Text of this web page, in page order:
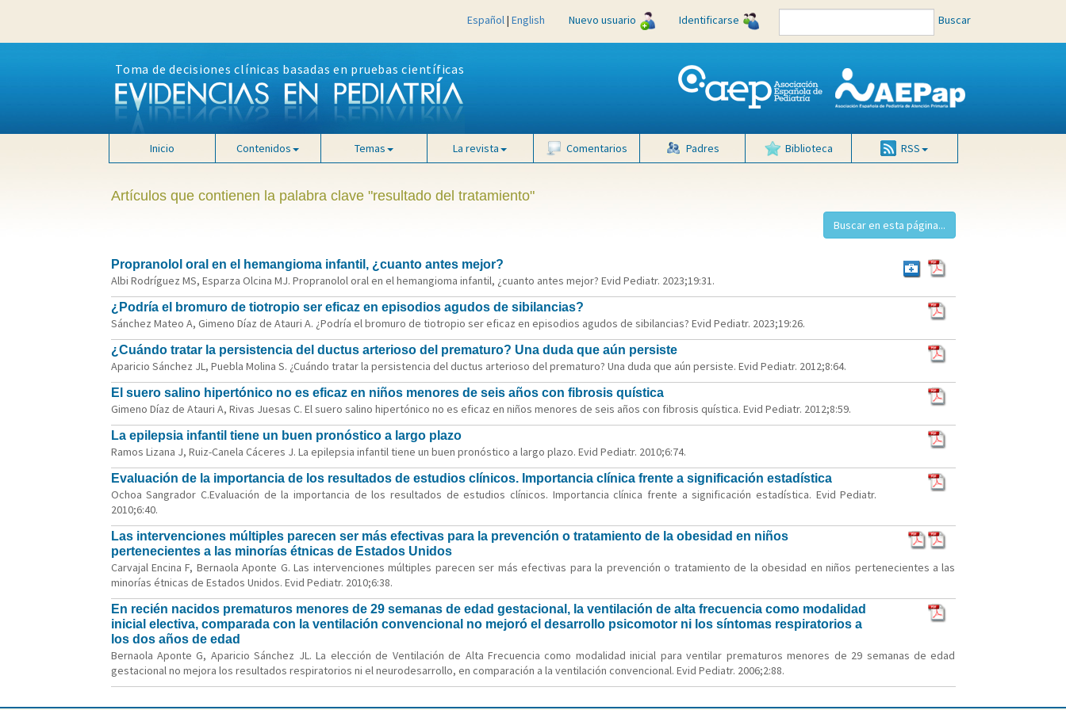
Español| English Nuevo usuario Identificarse Buscar
Toma de decisiones clínicas basadas en pruebas científicas
Inicio Contenidos Temas La revista Comentarios Padres Biblioteca RSS
Artículos que contienen la palabra clave "resultado del tratamiento"
Propranolol oral en el hemangioma infantil, ¿cuanto antes mejor?
Albi Rodríguez MS, Esparza Olcina MJ. Propranolol oral en el hemangioma infantil, ¿cuanto antes mejor? Evid Pediatr. 2023;19:31.
¿Podría el bromuro de tiotropio ser eficaz en episodios agudos de sibilancias?
Sánchez Mateo A, Gimeno Díaz de Atauri A. ¿Podría el bromuro de tiotropio ser eficaz en episodios agudos de sibilancias? Evid Pediatr. 2023;19:26.
¿Cuándo tratar la persistencia del ductus arterioso del prematuro? Una duda que aún persiste
Aparicio Sánchez JL, Puebla Molina S. ¿Cuándo tratar la persistencia del ductus arterioso del prematuro? Una duda que aún persiste. Evid Pediatr. 2012;8:64.
El suero salino hipertónico no es eficaz en niños menores de seis años con fibrosis quística
Gimeno Díaz de Atauri A, Rivas Juesas C. El suero salino hipertónico no es eficaz en niños menores de seis años con fibrosis quística. Evid Pediatr. 2012;8:59.
La epilepsia infantil tiene un buen pronóstico a largo plazo
Ramos Lizana J, Ruiz-Canela Cáceres J. La epilepsia infantil tiene un buen pronóstico a largo plazo. Evid Pediatr. 2010;6:74.
Evaluación de la importancia de los resultados de estudios clínicos. Importancia clínica frente a significación estadística
Ochoa Sangrador C.Evaluación de la importancia de los resultados de estudios clínicos. Importancia clínica frente a significación estadística. Evid Pediatr.
2010;6:40.
Las intervenciones múltiples parecen ser más efectivas para la prevención o tratamiento de la obesidad en niños
pertenecientes a las minorías étnicas de Estados Unidos
Carvajal Encina F, Bernaola Aponte G. Las intervenciones múltiples parecen ser más efectivas para la prevención o tratamiento de la obesidad en niños pertenecientes a las
minorías étnicas de Estados Unidos. Evid Pediatr. 2010;6:38.
En recién nacidos prematuros menores de 29 semanas de edad gestacional, la ventilación de alta frecuencia como modalidad
inicial electiva, comparada con la ventilación convencional no mejoró el desarrollo psicomotor ni los síntomas respiratorios a
los dos años de edad
Bernaola Aponte G, Aparicio Sánchez JL. La elección de Ventilación de Alta Frecuencia como modalidad inicial para ventilar prematuros menores de 29 semanas de edad
gestacional no mejora los resultados respiratorios ni el neurodesarrollo, en comparación a la ventilación convencional. Evid Pediatr. 2006;2:88.